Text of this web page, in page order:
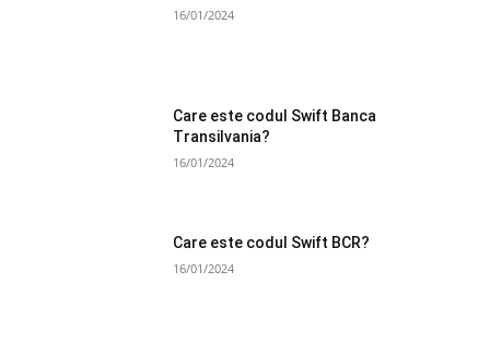
16/01/2024
Care este codul Swift Banca
Transilvania?
16/01/2024
Care este codul Swift BCR?
16/01/2024